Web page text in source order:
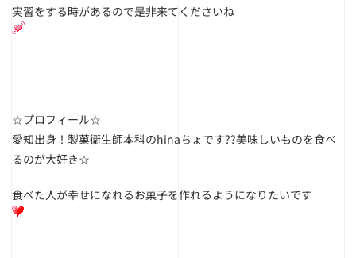
実習をする時があるので是非来てくださいね
☆プロフィール☆
愛知出身！製菓衛生師本科のhinaちょです??美味しいものを食べ
るのが大好き☆
食べた人が幸せになれるお菓子を作れるようになりたいです